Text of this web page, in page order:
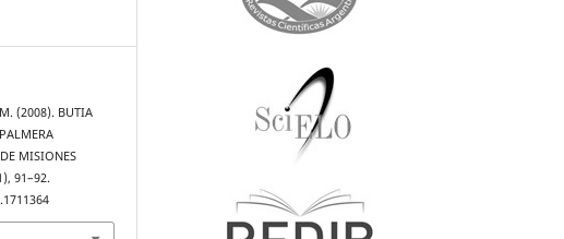
(2008). BUTIA
MISIONES
91–92.